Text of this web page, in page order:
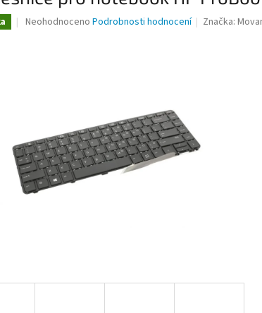
Průměrné
Neohodnoceno Podrobnosti hodnocení Značka: